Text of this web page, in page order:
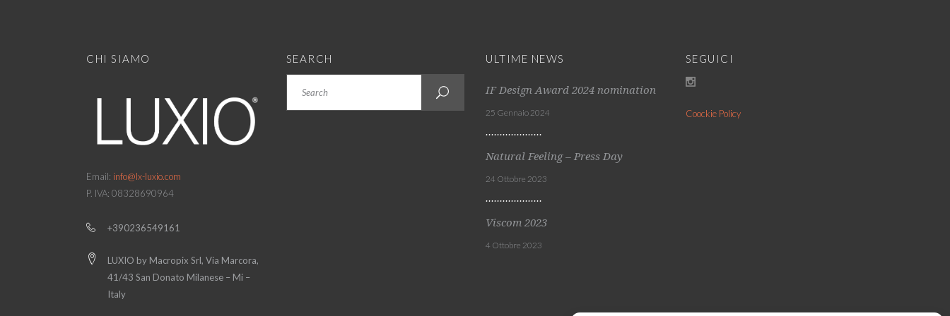
CHI SIAMO
Email: info@lx-luxio.com
P. IVA: 08328690964
+390236549161
LUXIO by Macropix Srl, Via Marcora,
41/43 San Donato Milanese – Mi –
Italy
SEARCH ULTIME NEWS
IF Design Award 2024 nomination
25 Gennaio 2024
Natural Feeling – Press Day
24 Ottobre 2023
Viscom 2023
4 Ottobre 2023
SEGUICI
Coockie Policy